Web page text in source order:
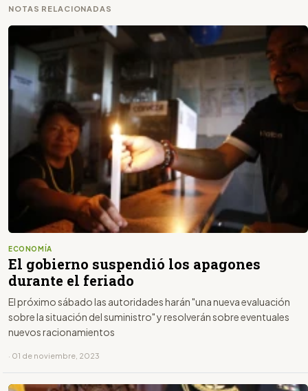
NOTAS RELACIONADAS
ECONOMÍA
El gobierno suspendió los apagones
durante el feriado
El próximo sábado las autoridades harán "una nueva evaluación
sobre la situación del suministro" y resolverán sobre eventuales
nuevos racionamientos
· 01 de noviembre, 2023